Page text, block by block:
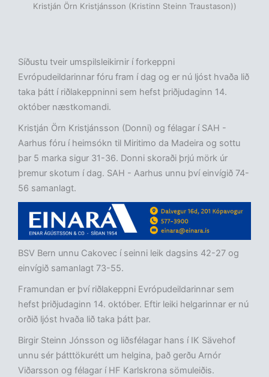
Kristján Örn Kristjánsson (Kristinn Steinn Traustason))
Síðustu tveir umspilsleikirnir í forkeppni
Evrópudeildarinnar fóru fram í dag og er nú ljóst hvaða lið
taka þátt í riðlakeppninni sem hefst þriðjudaginn 14.
október næstkomandi.
Kristján Örn Kristjánsson (Donni) og félagar í SAH -
Aarhus fóru í heimsókn til Miritimo da Madeira og sottu
þar 5 marka sigur 31-36. Donni skoraði þrjú mörk úr
þremur skotum í dag. SAH - Aarhus unnu því einvígið 74-
56 samanlagt.
BSV Bern unnu Cakovec í seinni leik dagsins 42-27 og
einvígið samanlagt 73-55.
Framundan er því riðlakeppni Evrópudeildarinnar sem
hefst þriðjudaginn 14. október. Eftir leiki helgarinnar er nú
orðið ljóst hvaða lið taka þátt þar.
Birgir Steinn Jónsson og liðsfélagar hans í IK Sävehof
unnu sér þátttökurétt um helgina, það gerðu Arnór
Viðarsson og félagar í HF Karlskrona sömuleiðis.